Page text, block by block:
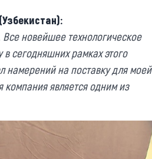
новейшее технологическое
сегодняшних рамках этого
намерений на поставку для моей
является одним из